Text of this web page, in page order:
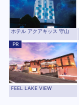
ホテル アクアキッス 守山
PR
FEEL LAKE VIEW